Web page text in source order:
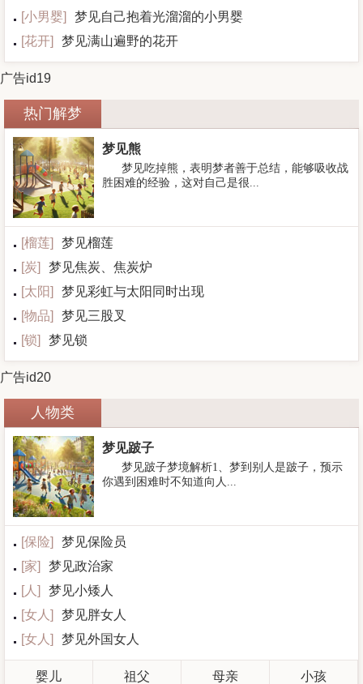
[小男婴]
梦见自己抱着光溜溜的小男婴
[花开] 梦见满山遍野的花开
广告id19
热门解梦
梦见熊
梦见吃掉熊，表明梦者善于总结，能够吸收战
胜困难的经验，这对自己是很...
[榴莲]
梦见榴莲
[炭]
梦见焦炭、焦炭炉
[太阳]
梦见彩虹与太阳同时出现
[物品]
梦见三股叉
[锁] 梦见锁
广告id20
人物类
梦见跛子
梦见跛子梦境解析1、梦到别人是跛子，预示
你遇到困难时不知道向人...
[保险]
梦见保险员
[家]
梦见政治家
[人 ]
梦见小矮人
[女人 ]
梦见胖女人
[女人 ] 梦见外国女人
婴儿 祖父 母亲 小孩